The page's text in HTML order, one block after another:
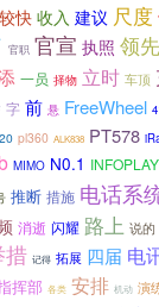
较快 收入 建议 尺度
官职 官宣 执照 领先
一员 择物 立时 车顶
字 前 悬 FreeWheel
pl360 ALK838 PT578
MIMO N0.1 INFOPLAY
推断 措施 电话系
消逝 闪耀 路上 说的
措 记得 拓展 四届 电
挥部 各类 安排 机动 演